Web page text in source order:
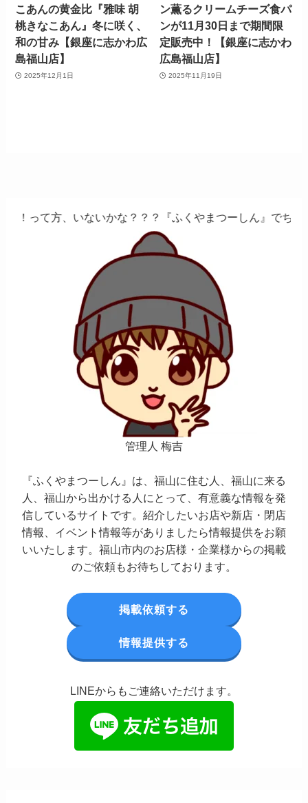
こあんの黄金比『雅味 胡
桃きなこあん』冬に咲く、
和の甘み【銀座に志かわ広
島福山店】
2025年12月1日
ン薫るクリームチーズ食パ
ンが11月30日まで期間限
定販売中！【銀座に志かわ
広島福山店】
2025年11月19日
な？？？『ふくやまつーしん』でちょっとしたバイト、し
管理人 梅吉
『ふくやまつーしん』は、福山に住む人、福山に来る
人、福山から出かける人にとって、有意義な情報を発
信しているサイトです。紹介したいお店や新店・閉店
情報、イベント情報等がありましたら情報提供をお願
いいたします。福山市内のお店様・企業様からの掲載
のご依頼もお待ちしております。
掲載依頼する
情報提供する
LINEからもご連絡いただけます。